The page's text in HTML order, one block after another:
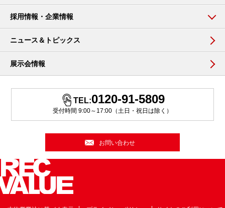
採用情報・企業情報
ニュース＆トピックス
展示会情報
TEL:0120-91-5809
受付時間 9:00～17:00（土日・祝日は除く）
お問い合わせ